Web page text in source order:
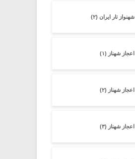
شهنواز تار ایران (۲)
اعجاز شهناز (۱)
اعجاز شهناز (۲)
اعجاز شهناز (۳)